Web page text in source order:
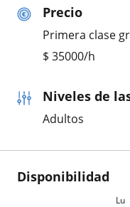
Precio
Primera clase
$ 35000/h
Niveles de
Adultos
Disponibilidad
Lu